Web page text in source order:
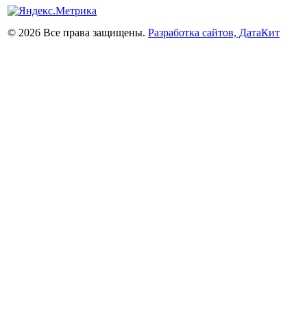
© 2026 Все права защищены. Разработка сайтов, ДатаКит